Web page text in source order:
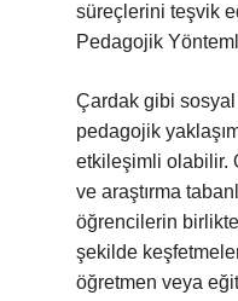
süreçlerini teşvik
Pedagojik
Çardak gibi
pedagojik
etkileşimli olabilir.
ve araştırma
öğrencilerin
şekilde
öğretmen veya